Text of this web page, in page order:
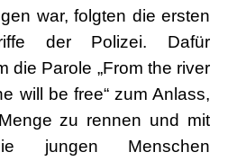
war, folgten die ersten
der Polizei. Dafür
die Parole „From the river
will be free“ zum Anlass,
zu rennen und mit
jungen Menschen